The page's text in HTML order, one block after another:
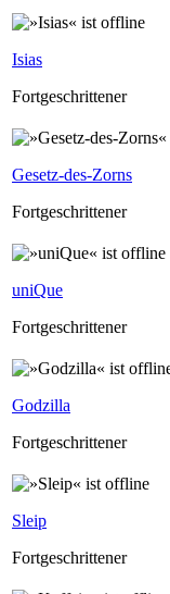
Isias
Fortgeschrittener
Gesetz-des-Zorns
Fortgeschrittener
uniQue
Fortgeschrittener
Godzilla
Fortgeschrittener
Sleip
Fortgeschrittener